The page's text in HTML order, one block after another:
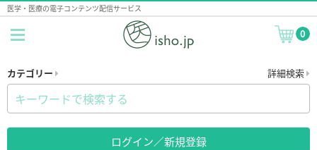
医学・医療の電子コンテンツ配信サービス
0
カテゴリー 詳細検索
ログイン／新規登録